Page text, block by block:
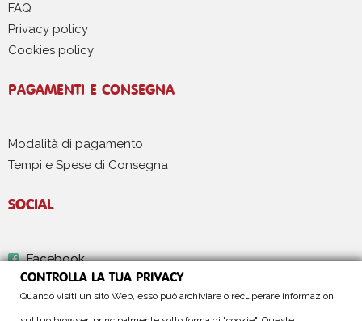
FAQ
Privacy policy
Cookies policy
PAGAMENTI E CONSEGNA
Modalità di pagamento
Tempi e Spese di Consegna
SOCIAL
Facebook
Instagram
CONTROLLA LA TUA PRIVACY
Quando visiti un sito Web, esso può archiviare o recuperare informazioni